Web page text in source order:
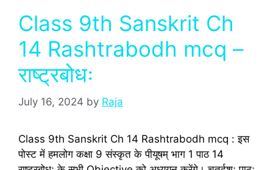
Class 9th Sanskrit Ch
14 Rashtrabodh mcq –
राष्ट्रबोधः
July 16, 2024 by Raja
Class 9th Sanskrit Ch 14 Rashtrabodh mcq : इस
पोस्‍ट में हमलोग कक्षा 9 संस्‍कृत के पीयूषम् भाग 1 पाठ 14